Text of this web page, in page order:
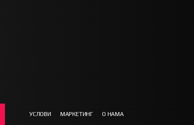
УСЛОВИ МАРКЕТИНГ О НАМА